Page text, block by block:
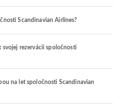
Scandinavian Airlines?
rezervácii spoločnosti
na let spoločnosti Scandinavian